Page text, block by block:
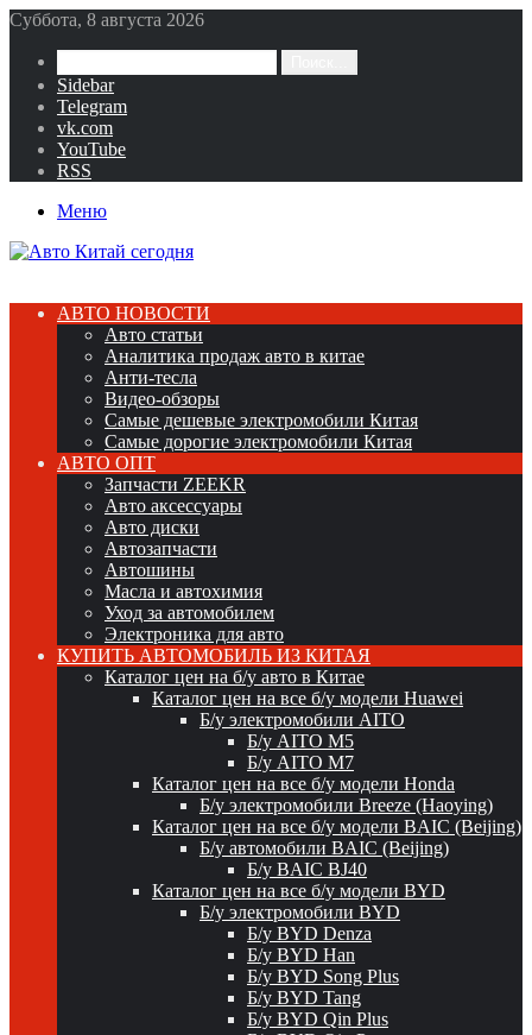
Суббота, 8 августа 2026
Sidebar
Telegram
vk.com
YouTube
RSS
Меню
АВТО НОВОСТИ
Авто статьи
Аналитика продаж авто в китае
Анти-тесла
Видео-обзоры
Самые дешевые электромобили Китая
Самые дорогие электромобили Китая
АВТО ОПТ
Запчасти ZEEKR
Авто аксессуары
Авто диски
Автозапчасти
Автошины
Масла и автохимия
Уход за автомобилем
Электроника для авто
КУПИТЬ АВТОМОБИЛЬ ИЗ КИТАЯ
Каталог цен на б/у авто в Китае
Каталог цен на все б/у модели Huawei
Б/у электромобили AITO
Б/у AITO M5
Б/у AITO M7
Каталог цен на все б/у модели Honda
Б/у электромобили Breeze (Haoying)
Каталог цен на все б/у модели BAIC (Beijing)
Б/у автомобили BAIC (Beijing)
Б/у BAIC BJ40
Каталог цен на все б/у модели BYD
Б/у электромобили BYD
Б/у BYD Denza
Б/у BYD Han
Б/у BYD Song Plus
Б/у BYD Tang
Б/у BYD Qin Plus